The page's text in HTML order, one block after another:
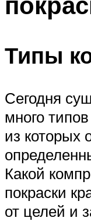
Типы
Сегодня
много
из которых
Какой
покраски
от целей и